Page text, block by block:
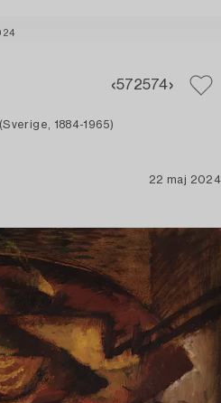
572574
(Sverige, 1884-1965)
22 maj 2024